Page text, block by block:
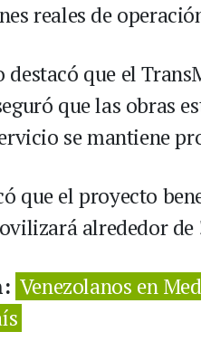
reales de
que el
que las obras
se mantiene
que el proyecto
alrededor de
Venezolanos en